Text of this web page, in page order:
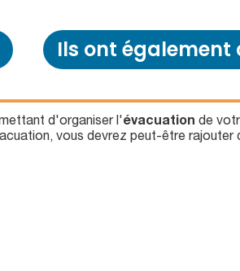
Ils ont également
d'organiser l'évacuation de
vous devrez peut-être rajouter